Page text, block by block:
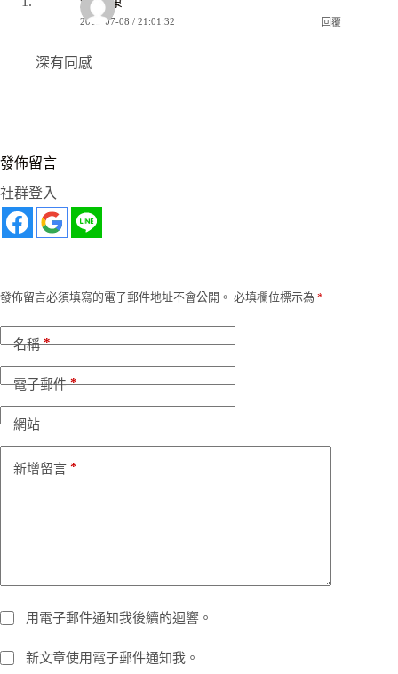
2019-07-08 / 21:01:32 回覆
深有同感
發佈留言
社群登入
發佈留言必須填寫的電子郵件地址不會公開。 必填欄位標示為 *
名稱*
電子郵件*
網站
新增留言 *
用電子郵件通知我後續的迴響。
新文章使用電子郵件通知我。